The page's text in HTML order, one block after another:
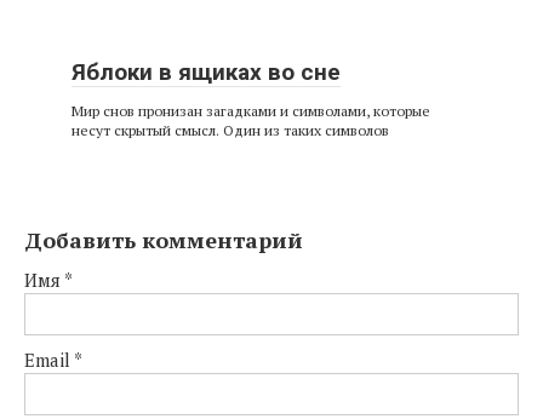
Яблоки в ящиках во сне
Мир снов пронизан загадками и символами, которые
несут скрытый смысл. Один из таких символов
Добавить комментарий
Имя *
Email *